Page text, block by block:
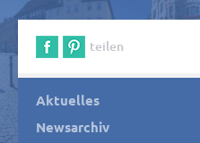
teilen
Aktuelles
Newsarchiv